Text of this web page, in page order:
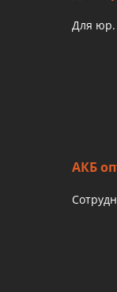
Для
АКБ